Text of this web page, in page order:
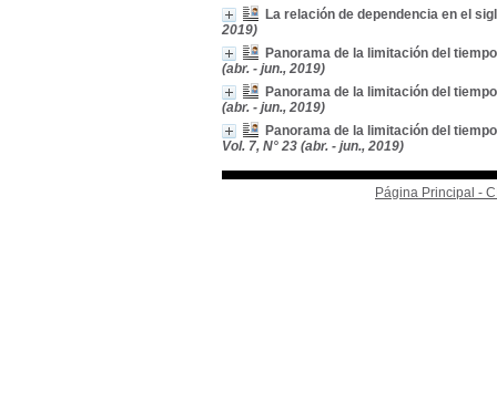
La relación de dependencia en el
2019)
Panorama de la limitación del
(abr. - jun., 2019)
Panorama de la limitación del
(abr. - jun., 2019)
Panorama de la limitación del
Vol. 7, N° 23 (abr. - jun., 2019)
Página Principal -